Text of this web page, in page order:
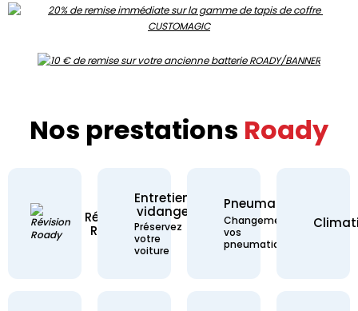
Nos prestations Roady
Révision
Roady
Révision Roady -
Entretien
vidange
Entretien vidange - Préservez votre
Préservez
votre
voiture
Pneumatique
Pneumatique -
Changement de
vos
pneumatiques